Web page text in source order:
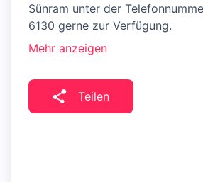
Sünram unter der
6130 gerne zur Verfügung.
Mehr anzeigen
Teilen